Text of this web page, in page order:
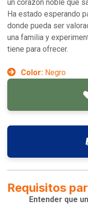
un corazón noble que
Ha estado esperando
donde pueda ser
una familia y
tiene para ofrecer.
Color: Negro
Requisitos
Entender que